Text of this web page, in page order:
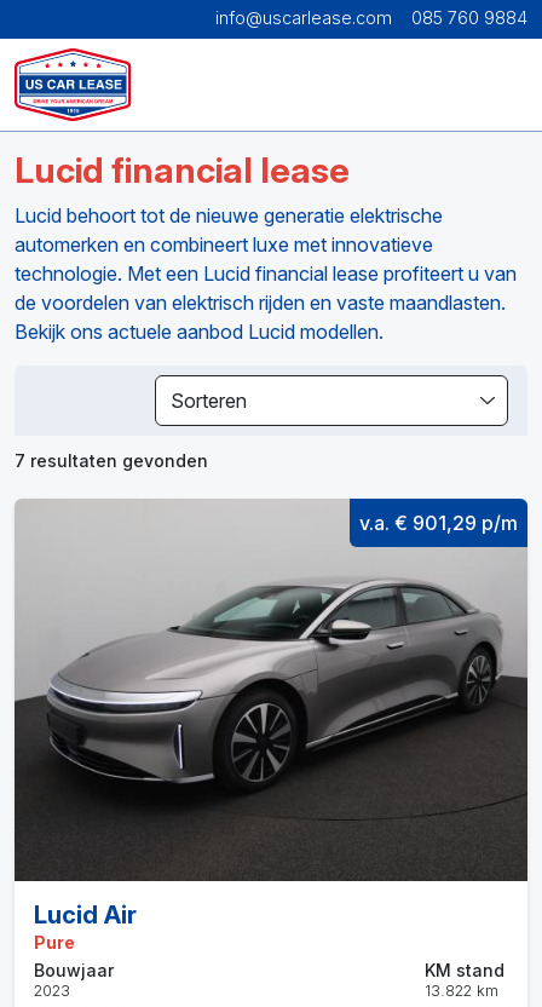
info@uscarlease.com 085 760 9884
Lucid financial lease
Lucid behoort tot de nieuwe generatie elektrische
automerken en combineert luxe met innovatieve
technologie. Met een Lucid financial lease profiteert u van
de voordelen van elektrisch rijden en vaste maandlasten.
Bekijk ons actuele aanbod Lucid modellen.
Sorteren
7 resultaten gevonden
v.a. € 901,29 p/m
Lucid Air
Pure
Bouwjaar
2023
KM stand
13.822 km